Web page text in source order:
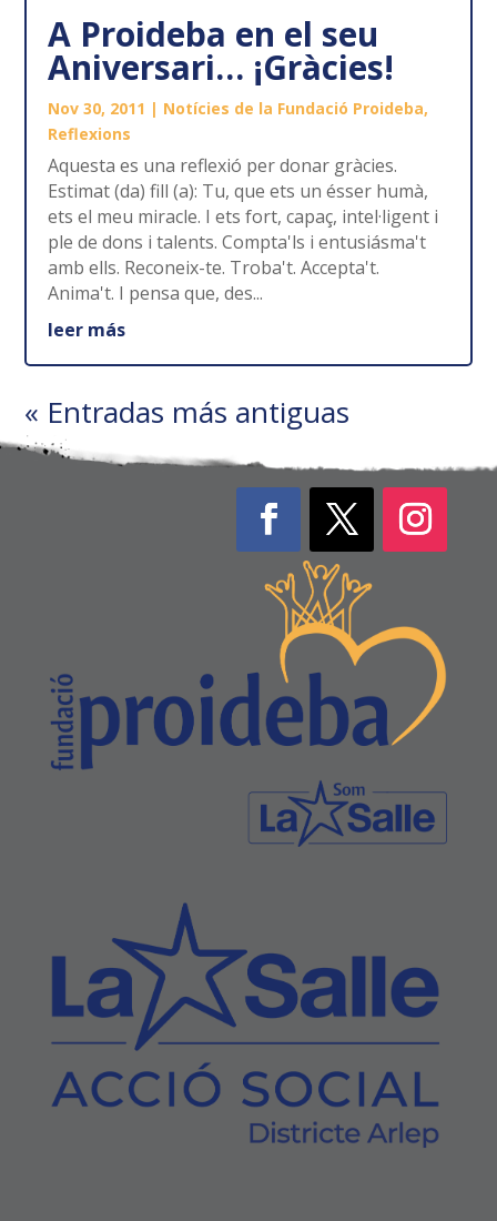
A Proideba en el seu
Aniversari… ¡Gràcies!
Nov 30, 2011 | Notícies de la Fundació Proideba,
Reflexions
Aquesta es una reflexió per donar gràcies.
Estimat (da) fill (a): Tu, que ets un ésser humà,
ets el meu miracle. I ets fort, capaç, intel·ligent i
ple de dons i talents. Compta'ls i entusiásma't
amb ells. Reconeix-te. Troba't. Accepta't.
Anima't. I pensa que, des...
leer más
« Entradas más antiguas